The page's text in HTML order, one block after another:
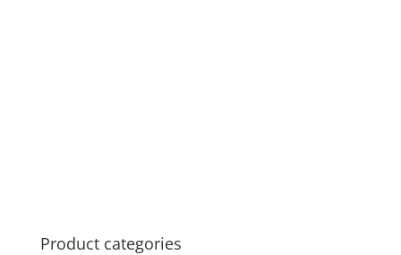
Product categories